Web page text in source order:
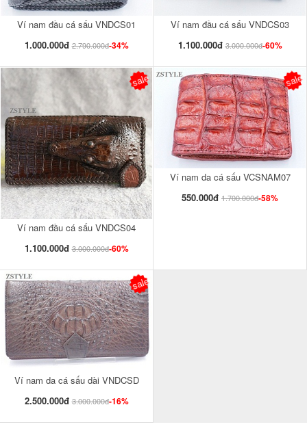
Ví nam đầu cá sấu VNDCS01
1.000.000đ 2.790.000đ-34%
Ví nam đầu cá sấu VNDCS03
1.100.000đ 3.000.000đ-60%
Ví nam đầu cá sấu VNDCS04
1.100.000đ 3.000.000đ-60%
sale
Ví nam da cá sấu VCSNAM07
550.000đ 1.700.000đ-58%
sale
Ví nam da cá sấu dài VNDCSD
2.500.000đ 3.000.000đ-16%
sale